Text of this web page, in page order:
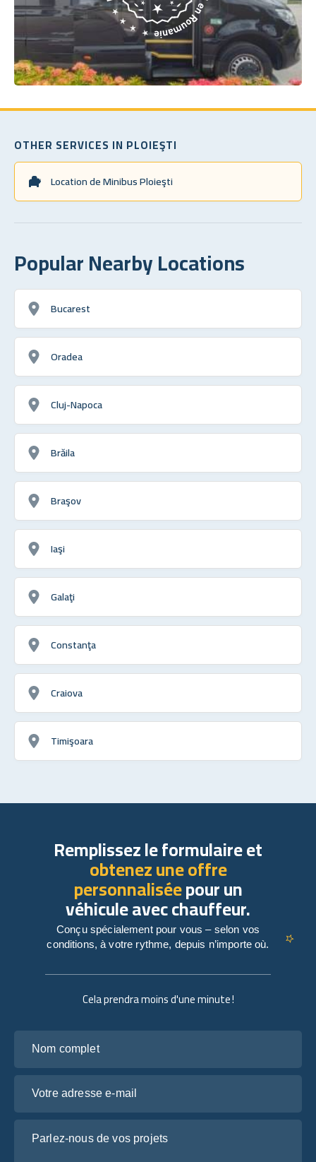
OTHER SERVICES IN PLOIEŞTI
Location de Minibus Ploieşti
Popular Nearby Locations
Bucarest
Oradea
Cluj-Napoca
Brăila
Braşov
Iaşi
Galaţi
Constanţa
Craiova
Timişoara
Cela prendra moins d'une minute !
Remplissez le formulaire et
obtenez une offre
personnaliséepour un
véhicule avec chauffeur.
Conçu spécialement pour vous – selon vos
conditions, à votre rythme, depuis n’importe où.